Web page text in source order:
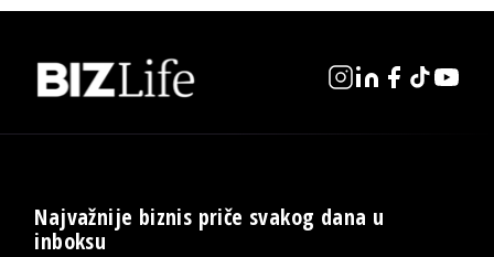
Najvažnije biznis priče svakog dana u
inboksu